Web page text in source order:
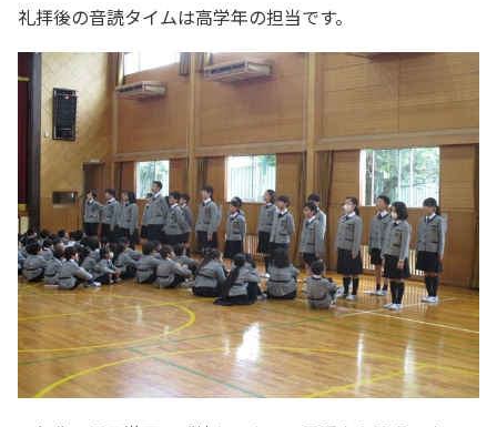
礼拝後の音読タイムは高学年の担当です。